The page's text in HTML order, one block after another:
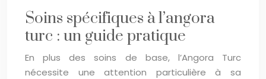
Soins spécifiques à l’angora
turc : un guide pratique
En plus des soins de base, l’Angora Turc
nécessite une attention particulière à sa